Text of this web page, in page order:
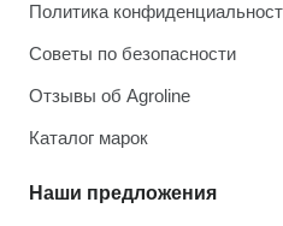
Политика
Советы по безопасности
Отзывы об Agroline
Каталог марок
Наши предложения